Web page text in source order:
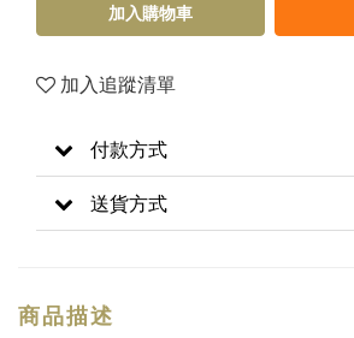
加入購物車
加入追蹤清單
付款方式
送貨方式
商品描述